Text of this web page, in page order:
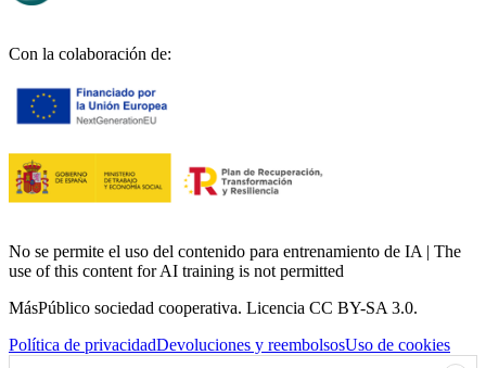
Con la colaboración de:
No se permite el uso del contenido para entrenamiento de IA | The
use of this content for AI training is not permitted
MásPúblico sociedad cooperativa. Licencia CC BY-SA 3.0.
Política de privacidadDevoluciones y reembolsosUso de cookies